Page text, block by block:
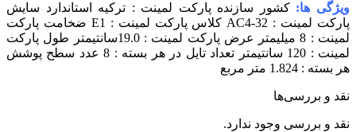
کشور سازنده پارکت لمینت : ترکیه استاندارد سایش
پارکت لمینت : AC4-32 کلاس پارکت لمینت : E1 ضخامت پارکت
لمینت : 8 میلیمتر عرض پارکت لمینت : 19.0سانتیمتر طول پارکت
لمینت : 120 سانتیمتر تعداد تایل در هر بسته : 8 عدد سطح پوشش
وجود ندارد.